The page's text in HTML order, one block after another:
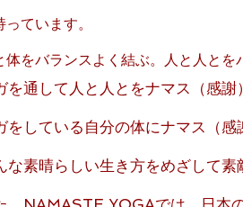
っています。
体をバランスよく結ぶ。人と人とを
を通して人と人とをナマス（感謝
をしている自分の体にナマス（感
な素晴らしい生き方をめざして素